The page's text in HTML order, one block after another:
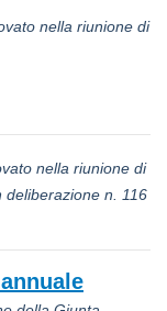
nella riunione di
nella riunione di
n. 116